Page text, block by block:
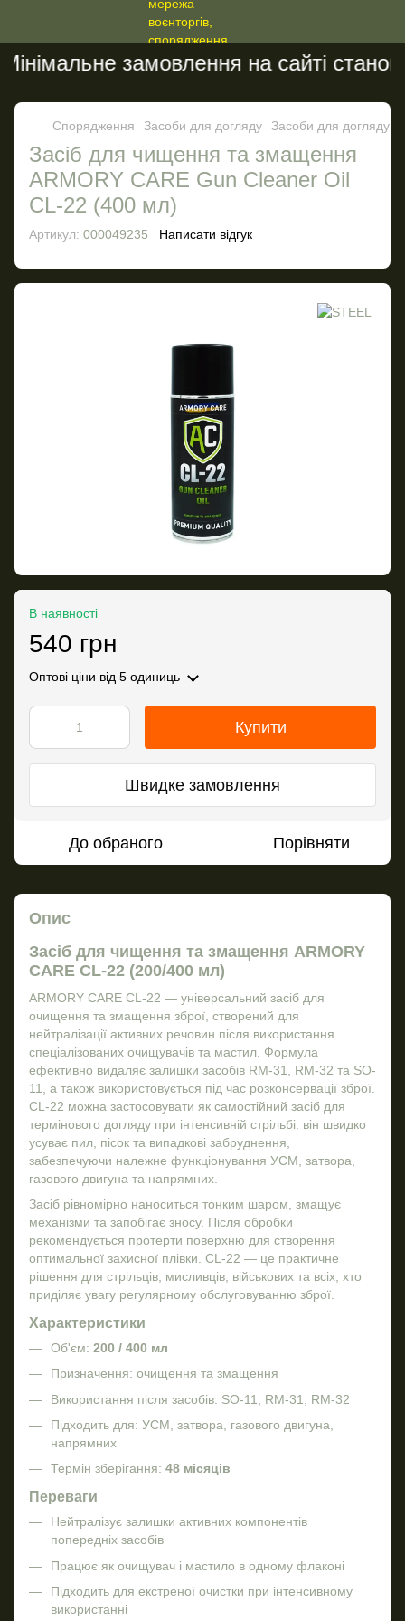
замовлення на сайті
Спорядження Засоби для догляду Засоби для догляду
Засіб для чищення та змащення
ARMORY CARE Gun Cleaner Oil
CL-22 (400 мл)
Артикул: 000049235 Написати відгук
В наявності
540 грн
Оптові ціни від 5 одиниць
Купити
Швидке замовлення
До обраного Порівняти
Опис
Засіб для чищення та змащення ARMORY
CARE CL-22 (200/400 мл)
ARMORY CARE CL-22 — універсальний засіб для
очищення та змащення зброї, створений для
нейтралізації активних речовин після використання
спеціалізованих очищувачів та мастил. Формула
ефективно видаляє залишки засобів RM-31, RM-32 та SO-
11, а також використовується під час розконсервації зброї.
CL-22 можна застосовувати як самостійний засіб для
термінового догляду при інтенсивній стрільбі: він швидко
усуває пил, пісок та випадкові забруднення,
забезпечуючи належне функціонування УСМ, затвора,
газового двигуна та напрямних.
Засіб рівномірно наноситься тонким шаром, змащує
механізми та запобігає зносу. Після обробки
рекомендується протерти поверхню для створення
оптимальної захисної плівки. CL-22 — це практичне
рішення для стрільців, мисливців, військових та всіх, хто
приділяє увагу регулярному обслуговуванню зброї.
Характеристики
Об'єм: 200 / 400 мл
Призначення: очищення та змащення
Використання після засобів: SO-11, RM-31, RM-32
Підходить для: УСМ, затвора, газового двигуна,
напрямних
Термін зберігання: 48 місяців
Переваги
Нейтралізує залишки активних компонентів
попередніх засобів
Працює як очищувач і мастило в одному флаконі
Підходить для екстреної очистки при інтенсивному
використанні